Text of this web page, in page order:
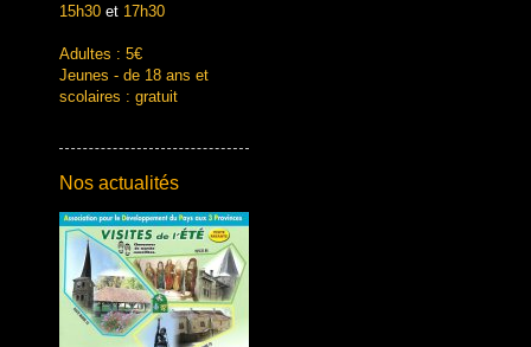
15h30 et 17h30
Adultes : 5€
Jeunes - de 18 ans et
scolaires : gratuit
Nos actualités